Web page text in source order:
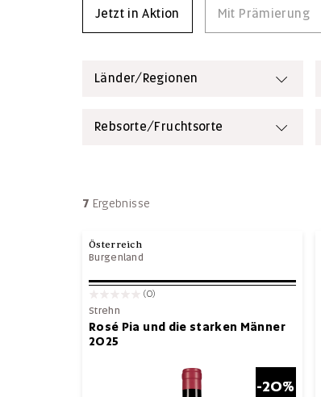
Jetzt in Aktion Mit Prämierung
Länder/Regionen
Rebsorte/Fruchtsorte
7 Ergebnisse
Österreich
Burgenland
(0)
Strehn
Rosé Pia und die starken Männer
2025
-20%